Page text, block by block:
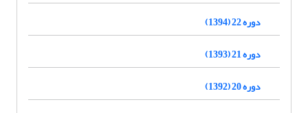
دوره 22 (1394)
دوره 21 (1393)
دوره 20 (1392)